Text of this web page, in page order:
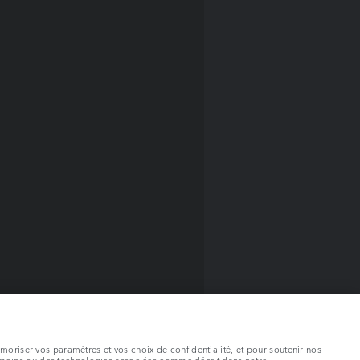
vos paramètres et vos choix de confidentialité, et pour soutenir nos